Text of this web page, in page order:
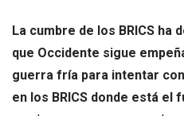
La cumbre de los BRICS ha
que Occidente sigue
guerra fría para intentar
en los BRICS donde está el